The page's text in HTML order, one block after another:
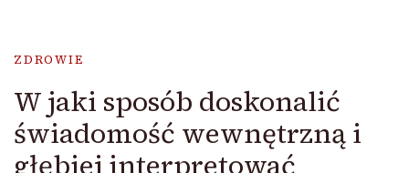
ZDROWIE
W jaki sposób doskonalić
świadomość wewnętrzną i
głębiej interpretować